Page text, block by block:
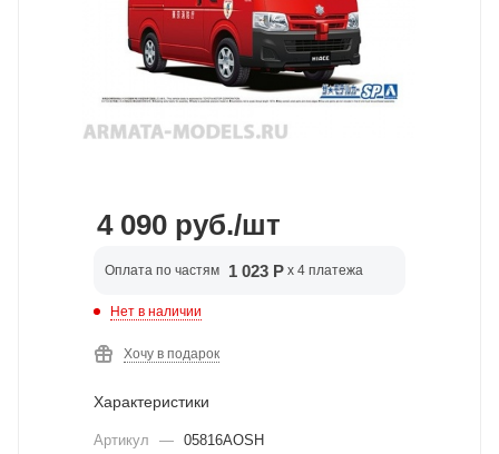
4 090 руб./шт
Оплата по частям 1 023 Р x 4 платежа
Нет в наличии
Хочу в подарок
Характеристики
Артикул — 05816AOSH